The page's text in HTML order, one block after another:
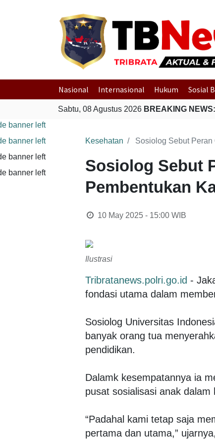
Nasional Internasional Hukum Sosial
Sabtu, 08 Agustus 2026 BREAKING NEWS:
Kesehatan Sosiolog Sebut
Sosiolog Sebut
Pembentukan
10 May 2025 - 15:00WIB
Ilustrasi
Tribratanews.polri.go.id -
fondasi utama dalam
Sosiolog Universitas
banyak orang tua
pendidikan.
Dalamk kesempatannya ia
pusat sosialisasi anak dalam
“Padahal kami tetap saja
pertama dan utama,”